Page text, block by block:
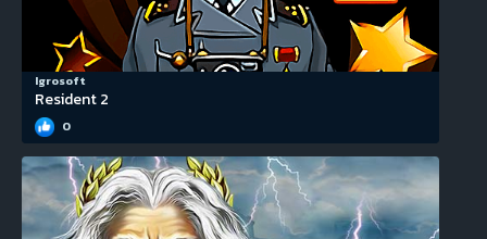
Igrosoft
Resident 2
0